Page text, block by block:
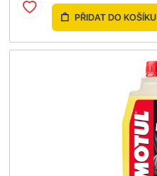
PŘIDAT DO KOŠÍKU